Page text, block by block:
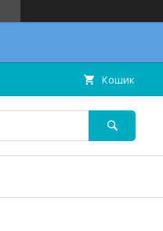
Кошик